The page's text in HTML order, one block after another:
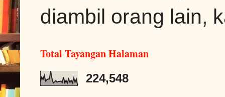
diambil orang lain,
Total Tayangan Halaman
224,548